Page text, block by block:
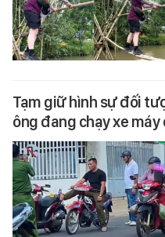
Tạm giữ hình sự đối
ông đang chạy xe máy